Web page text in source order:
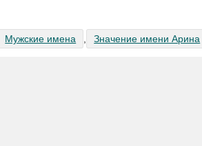
Мужские имена Значение имени Арина